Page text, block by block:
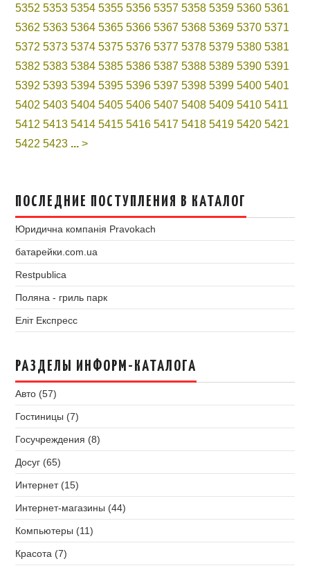
5352 5353 5354 5355 5356 5357 5358 5359 5360 5361
5362 5363 5364 5365 5366 5367 5368 5369 5370 5371
5372 5373 5374 5375 5376 5377 5378 5379 5380 5381
5382 5383 5384 5385 5386 5387 5388 5389 5390 5391
5392 5393 5394 5395 5396 5397 5398 5399 5400 5401
5402 5403 5404 5405 5406 5407 5408 5409 5410 5411
5412 5413 5414 5415 5416 5417 5418 5419 5420 5421
5422 5423 ... >
ПОСЛЕДНИЕ ПОСТУПЛЕНИЯ В КАТАЛОГ
Юридична компанія Pravokach
батарейки.com.ua
Restpublica
Поляна - гриль парк
Еліт Експресс
РАЗДЕЛЫ ИНФОРМ-КАТАЛОГА
Авто (57)
Гостиницы (7)
Госучреждения (8)
Досуг (65)
Интернет (15)
Интернет-магазины (44)
Компьютеры (11)
Красота (7)